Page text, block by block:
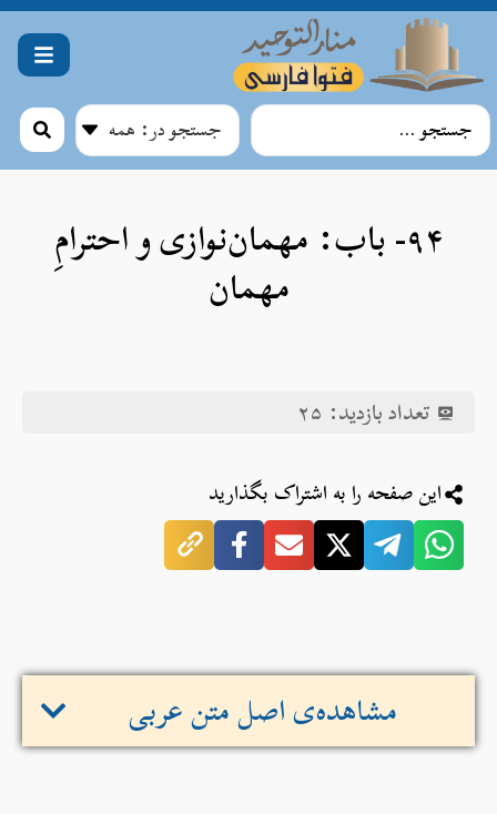
۹۴- باب: مهمان‌نوازی و احترامِ
مهمان
تعداد بازدید: ۲۵
این صفحه را به اشتراک بگذارید
مشاهده‌ی اصل متن عربی